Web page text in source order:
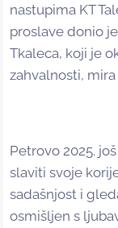
nastupima KT
proslave donio
Tkaleca, koji je
zahvalnosti, mira
Petrovo 2025.
slaviti svoje
sadašnjost i
osmišljen s